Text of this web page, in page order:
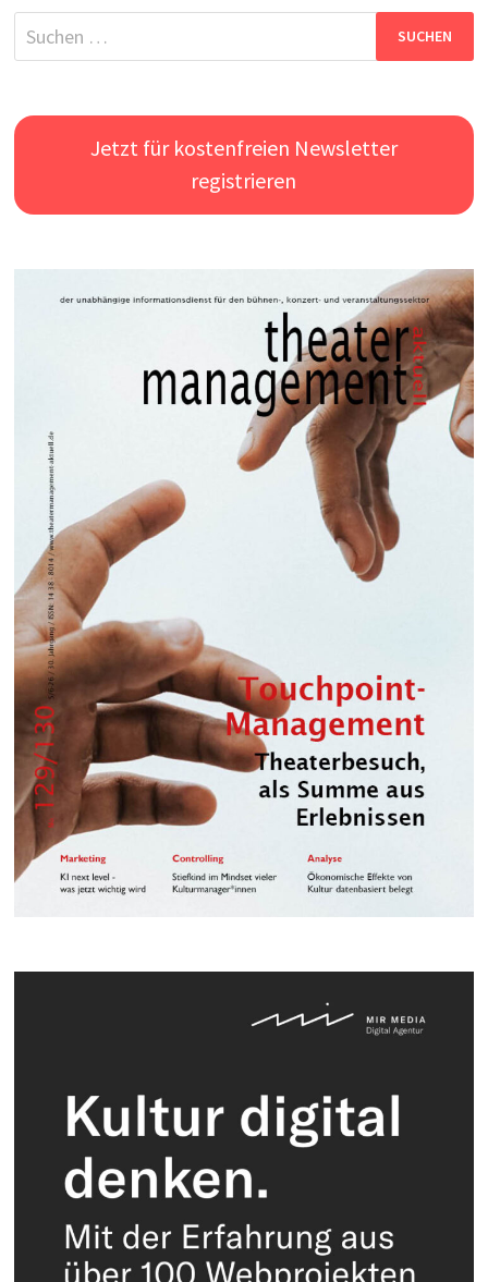
Suchen
nach:
Jetzt für kostenfreien Newsletter
registrieren